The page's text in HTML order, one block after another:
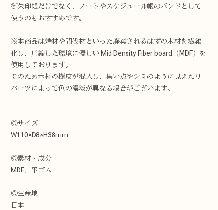
御朱印帳だけでなく、ノートやスケジュール帳のバンドとして
使うのもおすすめです。
※本商品は端材や間伐材といった廃棄されるはずの木材を繊維
化し、圧縮した環境に優しい Mid Density Fiber board（MDF）を
使用しております。
そのため木材の樹皮が混入し、黒い点やシミのように見えたり
パーツによって色の濃淡が異なる場合がございます。
◎サイズ
W110×D8×H38mm
◎素材・成分
MDF、平ゴム
◎生産地
日本